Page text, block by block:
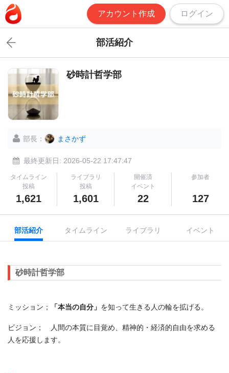
アカウント作成 ログイン
部活紹介
砂時計哲学部
部長： まさかず
最終更新日: 2026-05-22 17:47:47
タイムライン
投稿
1,621
ライブラリ
投稿
1,601
開催済
イベント
22
参加者
127
部活紹介 タイムライン ライブラリ イベント
砂時計哲学部
ミッション； 「本当の自分」 を知って生きる人の輪を拡げる。
ビジョン； 人間の本質に目覚め、精神的・経済的自由を求める
人を応援します。